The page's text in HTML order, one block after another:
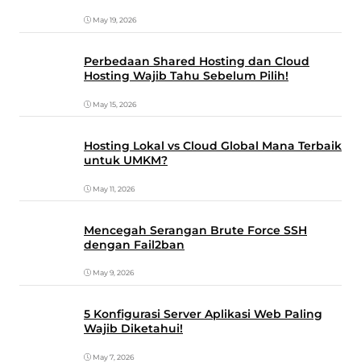
May 19, 2026
Perbedaan Shared Hosting dan Cloud
Hosting Wajib Tahu Sebelum Pilih!
May 15, 2026
Hosting Lokal vs Cloud Global Mana Terbaik
untuk UMKM?
May 11, 2026
Mencegah Serangan Brute Force SSH
dengan Fail2ban
May 9, 2026
5 Konfigurasi Server Aplikasi Web Paling
Wajib Diketahui!
May 7, 2026